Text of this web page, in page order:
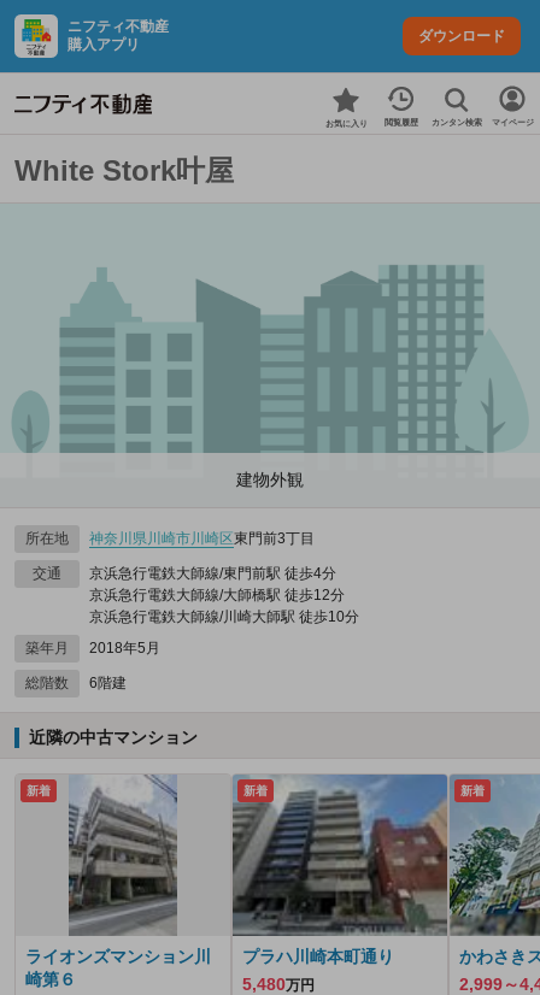
ニフティ不動産
購入アプリ
ダウンロード
お気に入り 閲覧履歴 カンタン検索 マイページ
White Stork叶屋
建物外観
所在地 神奈川県川崎市川崎区東門前3丁目
交通
京浜急行電鉄大師線/東門前駅 徒歩4分
京浜急行電鉄大師線/大師橋駅 徒歩12分
京浜急行電鉄大師線/川崎大師駅 徒歩10分
築年月
2018年5月
総階数 6階建
近隣の中古マンション
新着
ライオンズマンション川
崎第６
新着
プラハ川崎本町通り
5,480万円
新着
かわさき
2,999～